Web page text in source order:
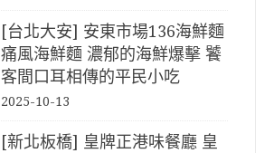
[台北大安] 安東市場136海鮮麵
痛風海鮮麵 濃郁的海鮮爆擊 饕
客間口耳相傳的平民小吃
2025-10-13
[新北板橋] 皇牌正港味餐廳 皇